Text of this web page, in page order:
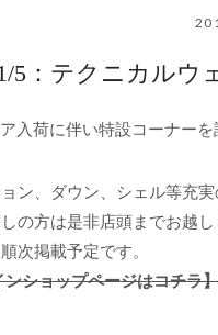
5：テクニカルウ
入荷に伴い特設コーナーを
ン、ダウン、シェル等充実
の方は是非店頭までお越し
次掲載予定です。
ショップページはコチラ】